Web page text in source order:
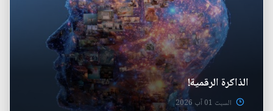
الذاكرة الرقمية!
السبت 01 آب 2026